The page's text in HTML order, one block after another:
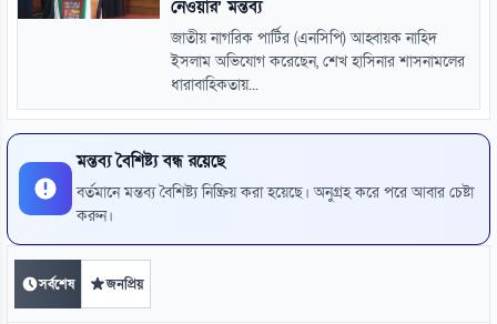
নেওয়ার’ মন্তব্য
জাতীয় নাগরিক পার্টির (এনসিপি) আহ্বায়ক নাহিদ
ইসলাম অভিযোগ করেছেন, শেখ হাসিনার শাসনামলের
ধারাবাহিকতায়...
মন্তব্য বৈশিষ্ট্য বন্ধ রয়েছে
বর্তমানে মন্তব্য বৈশিষ্ট্য নিষ্ক্রিয় করা হয়েছে। অনুগ্রহ করে পরে আবার চেষ্টা
করুন।
সর্বশেষ জনপ্রিয়